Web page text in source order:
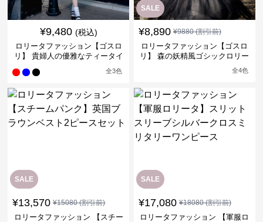
¥9,480 (税込)
ロリータファッション【ゴスロ
リ】 貴婦人の優雅なティータイ
全3色
SALE
¥8,890 ¥9880(割引前)
ロリータファッション【ゴスロ
リ】 森の妖精風ゴシックロリー
全4色
SALE
¥13,570 ¥15080(割引前)
ロリータファッション 【スチー
SALE
¥17,080 ¥18080(割引前)
ロリータファッション 【軍服ロ